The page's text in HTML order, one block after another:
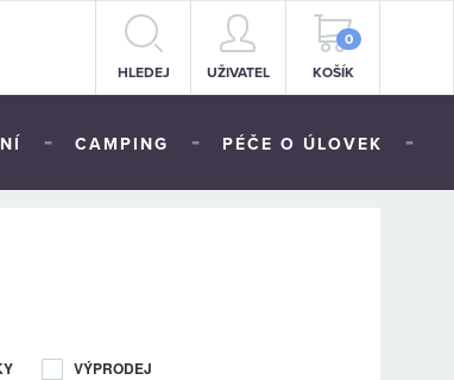
HLEDEJ UŽIVATEL
0
KOŠÍK
- CAMPING - PÉČE O ÚLOVEK -
VÝPRODEJ